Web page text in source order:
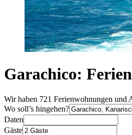
Garachico:
Wir haben 721 Ferienwohnungen und
Wo soll’s hingehen?
Daten
Gäste